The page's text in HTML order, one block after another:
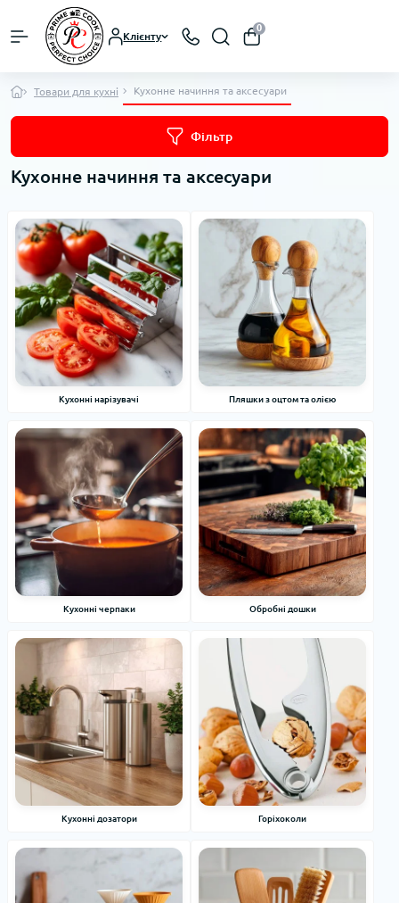
Клієнту
0
Товари для кухні Кухонне начиння та аксесуари
Фільтр
Кухонне начиння та аксесуари
Кухонні нарізувачі Пляшки з оцтом та олією
Кухонні черпаки Обробні дошки
Кухонні дозатори Горіхоколи